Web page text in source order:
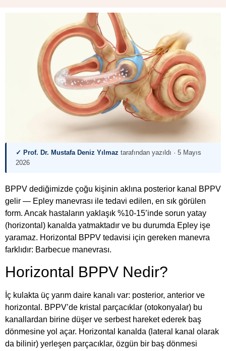
✓ Prof. Dr. Mustafa Deniz Yılmaz tarafından yazıldı · 5 Mayıs
2026
BPPV dediğimizde çoğu kişinin aklına posterior kanal BPPV
gelir — Epley manevrası ile tedavi edilen, en sık görülen
form. Ancak hastaların yaklaşık %10-15’inde sorun yatay
(horizontal) kanalda yatmaktadır ve bu durumda Epley işe
yaramaz. Horizontal BPPV tedavisi için gereken manevra
farklıdır: Barbecue manevrası.
Horizontal BPPV Nedir?
İç kulakta üç yarım daire kanalı var: posterior, anterior ve
horizontal. BPPV’de kristal parçacıklar (otokonyalar) bu
kanallardan birine düşer ve serbest hareket ederek baş
dönmesine yol açar. Horizontal kanalda (lateral kanal olarak
da bilinir) yerleşen parçacıklar, özgün bir baş dönmesi